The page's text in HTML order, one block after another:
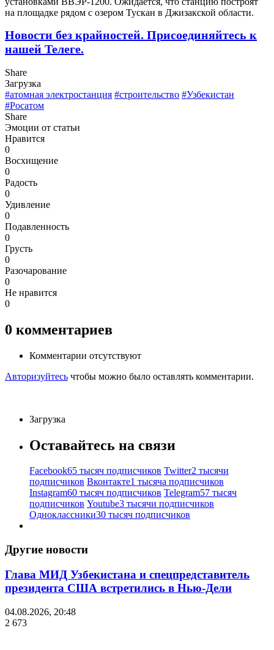
на площадке рядом с озером Тускан в Джизакской области.
Новости без крайностей. Присоединяйтесь к
нашей Телеге.
Share
Загрузка
#атомная электростанция #строительство #Узбекистан
#Росатом
Share
Эмоции от статьи
Нравится
0
Восхищение
0
Радость
0
Удивление
0
Подавленность
0
Грусть
0
Разочарование
0
Не нравится
0
0 комментариев
Комментарии отсутствуют
Авторизуйтесь чтобы можно было оставлять комментарии.
Загрузка
Оставайтесь на связи
Facebook65 тысяч подписчиков Twitter2 тысячи
подписчиков Вконтакте1 тысяча подписчиков
Instagram60 тысяч подписчиков Telegram57 тысяч
подписчиков Youtube3 тысячи подписчиков
Одноклассники30 тысяч подписчиков
Другие новости
Глава МИД Узбекистана и спецпредставитель
президента США встретились в Нью-Дели
04.08.2026, 20:48
2 673